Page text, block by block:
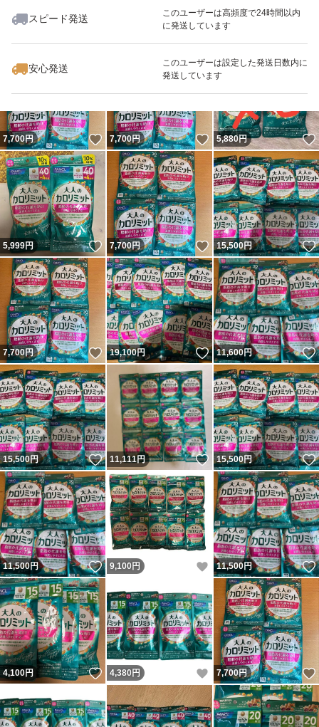
スピード発送
このユーザーは高頻度で24時間以内
に発送しています
安心発送
このユーザーは設定した発送日数内に
発送しています
いいね！
20,200
7,700円 いいね！
7,700円 いいね！
5,880円
5,999円 いいね！
7,700円 いいね！
15,500円
7,700円 いいね！
19,100円 いいね！
11,600円
15,500円 いいね！
11,111円 いいね！
15,500円
11,500円 いいね！
9,100 円 いいね！
11,500円
4,100円 いいね！
4,380 円 いいね！
7,700円